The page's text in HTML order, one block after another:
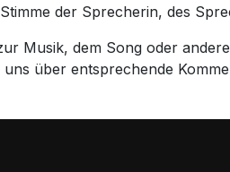
der Sprecherin, des
Musik, dem Song oder
über entsprechende